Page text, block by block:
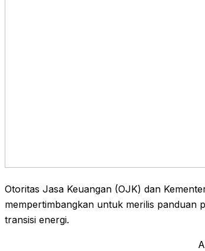
Otoritas Jasa Keuangan (OJK) dan
mempertimbangkan untuk merilis panduan
transisi energi.